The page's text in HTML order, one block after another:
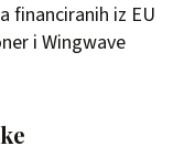
financiranih iz EU
i Wingwave